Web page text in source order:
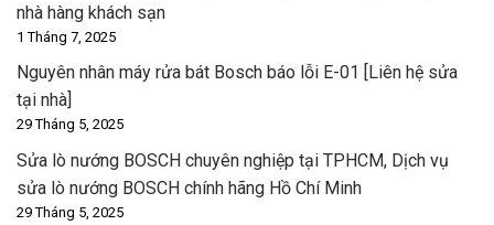
nhà hàng khách sạn
1 Tháng 7, 2025
Nguyên nhân máy rửa bát Bosch báo lỗi E-01 [Liên hệ sửa
tại nhà]
29 Tháng 5, 2025
Sửa lò nướng BOSCH chuyên nghiệp tại TPHCM, Dịch vụ
sửa lò nướng BOSCH chính hãng Hồ Chí Minh
29 Tháng 5, 2025